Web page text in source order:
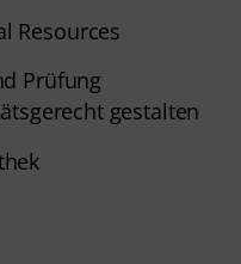
Resources
Prüfung
gestalten